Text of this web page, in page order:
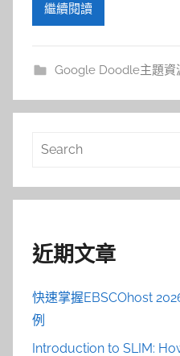
繼續閱讀
Google Doodle主題資
搜
近期文章
快速掌握EBSCOhost
例
Introduction to SLIM: